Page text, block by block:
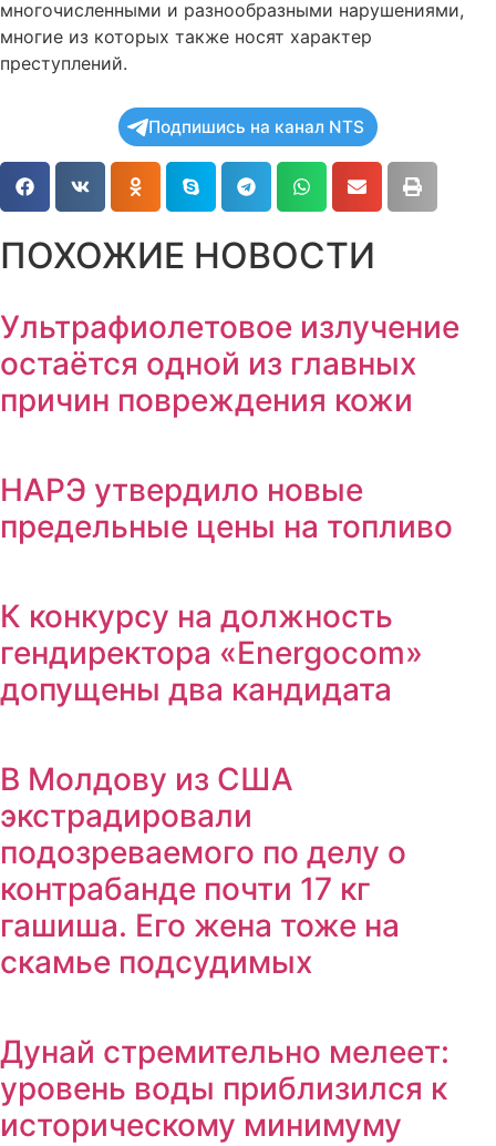
многочисленными и разнообразными нарушениями,
многие из которых также носят характер
преступлений.
Подпишись на канал NTS
ПОХОЖИЕ НОВОСТИ
Ультрафиолетовое излучение
остаётся одной из главных
причин повреждения кожи
НАРЭ утвердило новые
предельные цены на топливо
К конкурсу на должность
гендиректора «Energocom»
допущены два кандидата
В Молдову из США
экстрадировали
подозреваемого по делу о
контрабанде почти 17 кг
гашиша. Его жена тоже на
скамье подсудимых
Дунай стремительно мелеет:
уровень воды приблизился к
историческому минимуму